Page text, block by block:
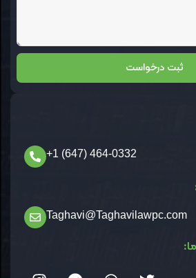
ثبت درخواست
464-0332 (647) 1+
Taghavi@Taghavilawpc.com